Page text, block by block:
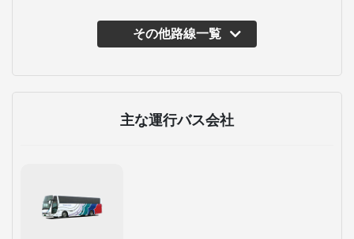
その他路線一覧
主な運行バス会社